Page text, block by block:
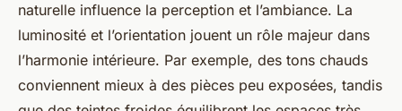
naturelle influence la perception et l’ambiance. La
luminosité et l’orientation jouent un rôle majeur dans
l’harmonie intérieure. Par exemple, des tons chauds
conviennent mieux à des pièces peu exposées, tandis